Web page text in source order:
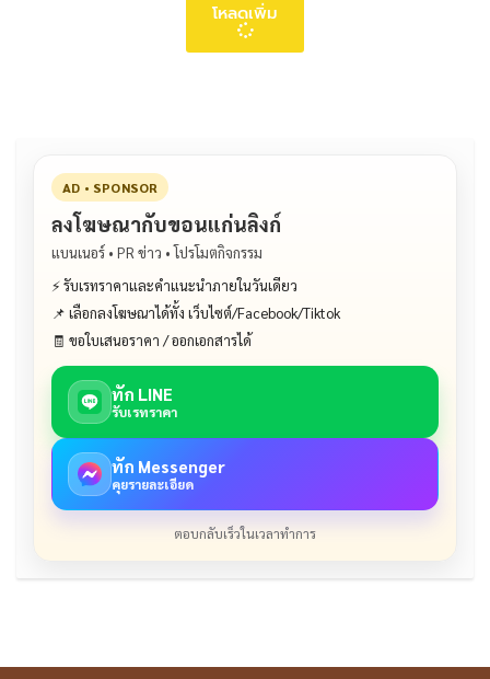
โหลดเพิ่ม
AD • SPONSOR
ลงโฆษณากับขอนแก่นลิงก์
แบนเนอร์ • PR ข่าว • โปรโมตกิจกรรม
⚡ รับเรทราคาและคำแนะนำภายในวันเดียว
📌 เลือกลงโฆษณาได้ทั้ง เว็บไซต์/Facebook/Tiktok
🧾 ขอใบเสนอราคา / ออกเอกสารได้
ทัก LINE
รับเรทราคา
ทัก Messenger
คุยรายละเอียด
ตอบกลับเร็วในเวลาทำการ